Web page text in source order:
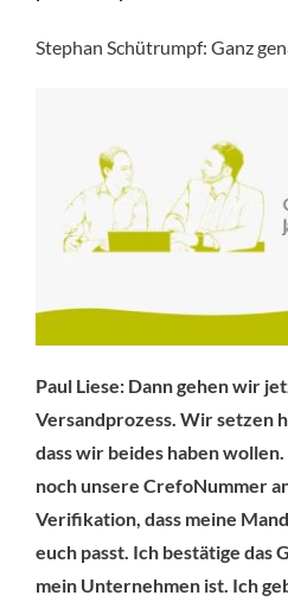
Stephan Schütrumpf: Ganz
Paul Liese: Dann gehen wir
Versandprozess. Wir setzen
dass wir beides haben
noch unsere CrefoNummer
Verifikation, dass meine
euch passt. Ich bestätige das
mein Unternehmen ist. Ich